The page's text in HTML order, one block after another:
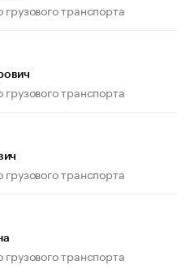
транспорта
транспорта
транспорта
транспорта